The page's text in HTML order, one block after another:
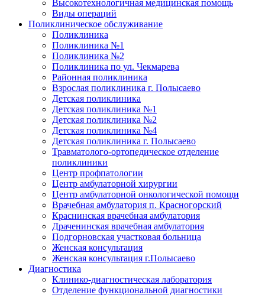
Высокотехнологичная медицинская помощь
Виды операций
Поликлиническое обслуживание
Поликлиника
Поликлиника №1
Поликлиника №2
Поликлиника по ул. Чекмарева
Районная поликлиника
Взрослая поликлиника г. Полысаево
Детская поликлиника
Детская поликлиника №1
Детская поликлиника №2
Детская поликлиника №4
Детская поликлиника г. Полысаево
Травматолого-ортопедическое отделение
поликлиники
Центр профпатологии
Центр амбулаторной хирургии
Центр амбулаторной онкологической помощи
Врачебная амбулатория п. Красногорский
Краснинская врачебная амбулатория
Драченинская врачебная амбулатория
Подгорновская участковая больница
Женская консультация
Женская консультация г.Полысаево
Диагностика
Клинико-диагностическая лаборатория
Отделение функциональной диагностики